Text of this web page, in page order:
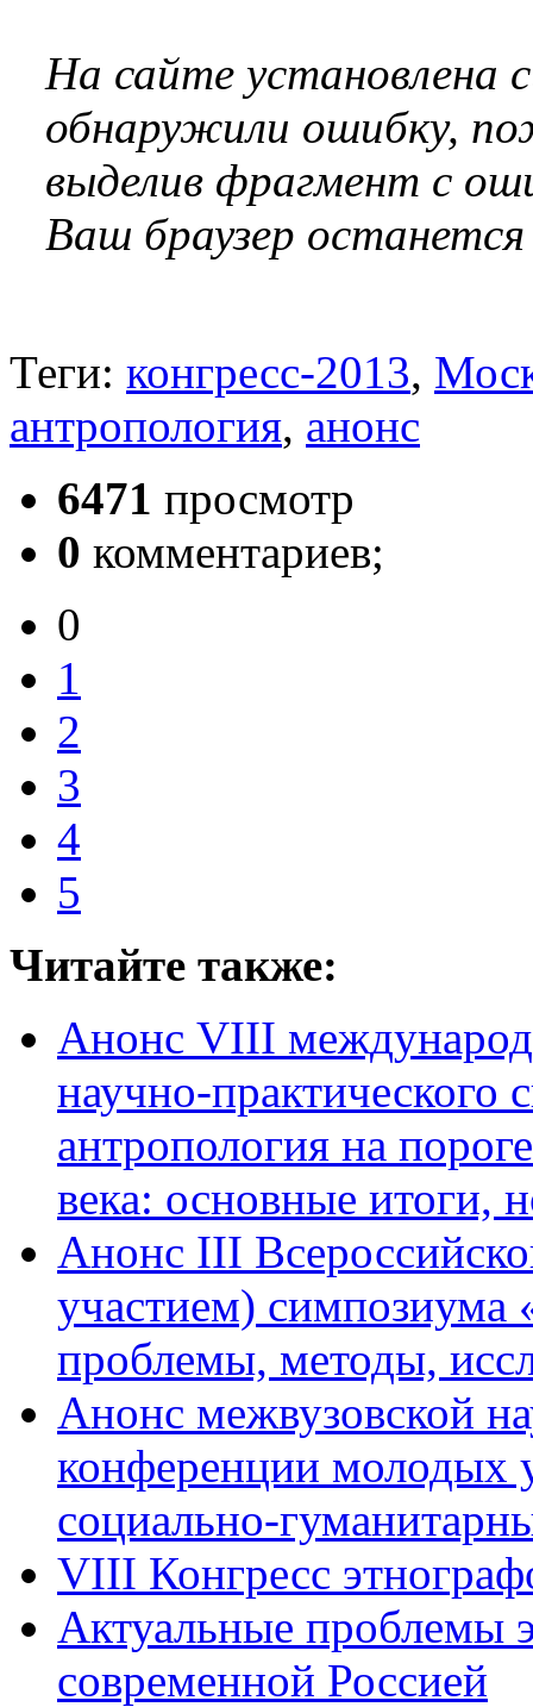
На сайте установлена
обнаружили ошибку,
выделив фрагмент с
Ваш браузер
Теги: конгресс-2013,
антропология, анонс
6471 просмотр
0 комментариев;
0
1
2
3
4
5
Читайте также:
Анонс VIII
научно-
антропология на
века: основные итоги,
Анонс III
участием) симпозиума
проблемы, методы,
Анонс межвузовской
конференции молодых
социально-
VIII Конгресс
Актуальные проблемы
современной Россией